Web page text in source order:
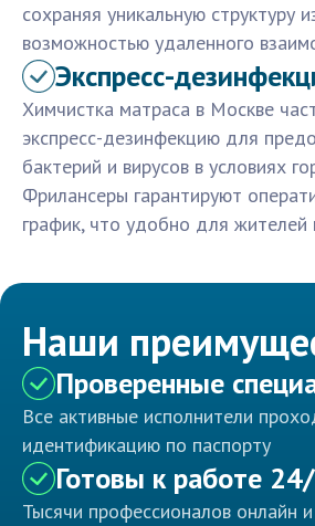
сохраняя уникальную структуру
возможностью удаленного
Экспресс-
Химчистка матраса в Москве
экспресс-дезинфекцию для
бактерий и вирусов в условиях
Фрилансеры гарантируют
график, что удобно для жителей
Наши
Проверенные
Все активные исполнители
идентификацию по паспорту
Готовы к работе
Тысячи профессионалов онлайн